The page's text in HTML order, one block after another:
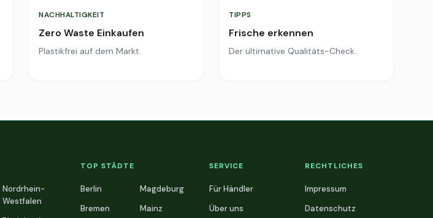
NACHHALTIGKEIT
Zero Waste Einkaufen
Plastikfrei auf dem Markt.
TIPPS
Frische erkennen
Der ultimative Qualitäts-Check.
Nordrhein-
Westfalen
TOP STÄDTE
Berlin
Bremen
Magdeburg
Mainz
SERVICE
Für Händler
Über uns
RECHTLICHES
Impressum
Datenschutz